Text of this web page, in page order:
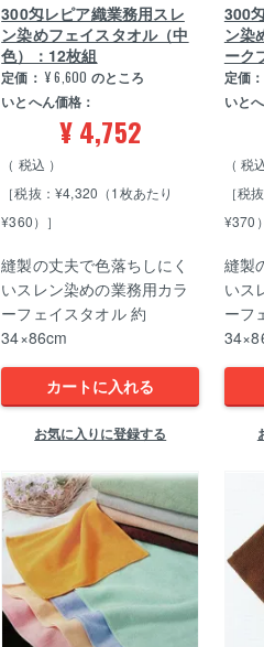
300匁レピア織業務用スレ
ン染めフェイスタオル（中
色）：12枚組
定価： ¥ 6,600 のところ
いとへん価格：
¥ 4,752
税込
［税抜：¥4,320（1枚あたり
¥360）］
縫製の丈夫で色落ちしにく
いスレン染めの業務用カラ
ーフェイスタオル 約
34×86cm
カートに入れる
お気に入りに登録する
300
ン染
ーク
定価：
いと
税
［税
¥370
縫製
いス
ーフ